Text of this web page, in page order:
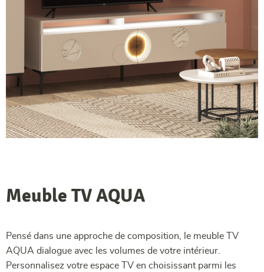
Meuble TV AQUA
Pensé dans une approche de composition, le meuble TV
AQUA dialogue avec les volumes de votre intérieur.
Personnalisez votre espace TV en choisissant parmi les